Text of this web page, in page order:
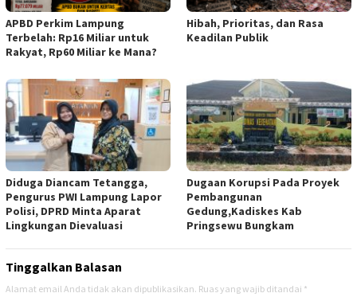
APBD Perkim Lampung
Terbelah: Rp16 Miliar untuk
Rakyat, Rp60 Miliar ke Mana?
Hibah, Prioritas, dan Rasa
Keadilan Publik
Diduga Diancam Tetangga,
Pengurus PWI Lampung Lapor
Polisi, DPRD Minta Aparat
Lingkungan Dievaluasi
Dugaan Korupsi Pada Proyek
Pembangunan
Gedung,Kadiskes Kab
Pringsewu Bungkam
Tinggalkan Balasan
Alamat email Anda tidak akan dipublikasikan. Ruas yang wajib ditandai *